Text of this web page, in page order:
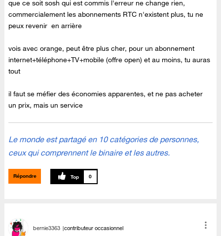
que ce soit sosh qui est commis l'erreur ne change rien,
commercialement les abonnements RTC n'existent plus, tu ne
peux revenir en arrière
vois avec orange, peut être plus cher, pour un abonnement
internet+téléphone+TV+mobile (offre open) et au moins, tu auras
tout
il faut se méfier des économies apparentes, et ne pas acheter
un prix, mais un service
Le monde est partagé en 10 catégories de personnes,
ceux qui comprennent le binaire et les autres.
Répondre 0
bernie3363 contributeur occasionnel